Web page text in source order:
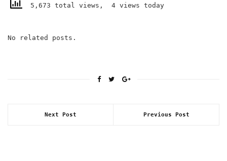
5,673 total views, 4 views today
No related posts.
Next Post Previous Post